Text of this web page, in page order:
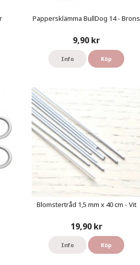
Pappersklämma BullDog 14 - Brons
9,90 kr
Info Köp
Blomstertråd 1,5 mm x 40 cm - Vit
19,90 kr
Info Köp